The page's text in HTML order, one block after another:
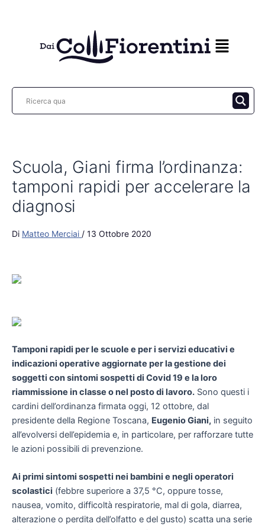
Scuola, Giani firma l’ordinanza:
tamponi rapidi per accelerare la
diagnosi
Di Matteo Merciai / 13 Ottobre 2020
Tamponi rapidi per le scuole e per i servizi educativi e
indicazioni operative aggiornate per la gestione dei
soggetti con sintomi sospetti di Covid 19 e la loro
riammissione in classe o nel posto di lavoro. Sono questi i
cardini dell’ordinanza firmata oggi, 12 ottobre, dal
presidente della Regione Toscana, Eugenio Giani, in seguito
all’evolversi dell’epidemia e, in particolare, per rafforzare tutte
le azioni possibili di prevenzione.
Ai primi sintomi sospetti nei bambini e negli operatori
scolastici (febbre superiore a 37,5 °C, oppure tosse,
nausea, vomito, difficoltà respiratorie, mal di gola, diarrea,
alterazione o perdita dell’olfatto e del gusto) scatta una serie